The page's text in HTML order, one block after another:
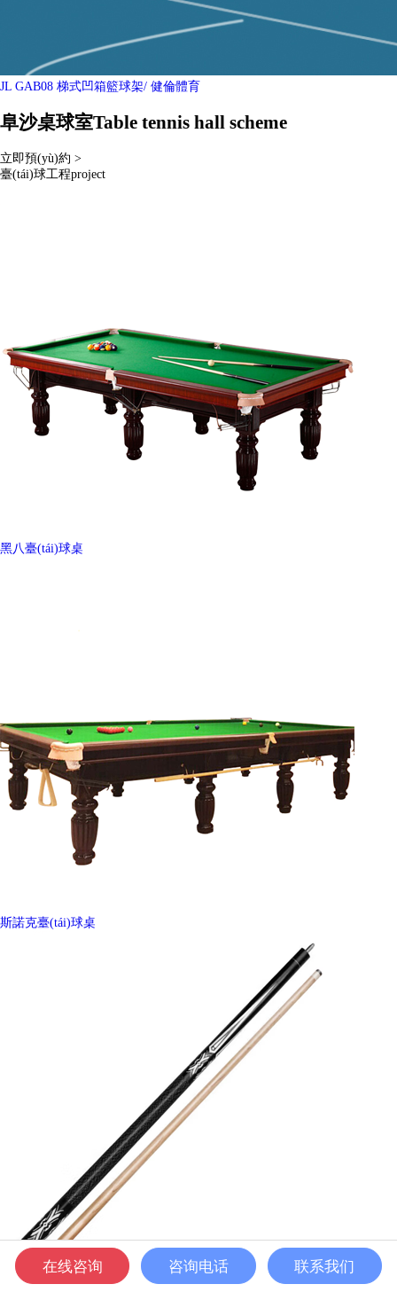
JL GAB08 梯式凹箱籃球架/ 健倫體育
阜沙桌球室Table tennis hall scheme
立即預(yù)約 >
臺(tái)球工程project
黑八臺(tái)球桌
斯諾克臺(tái)球桌
在线咨询 咨询电话 联系我们